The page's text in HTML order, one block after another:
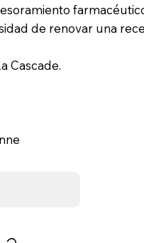
de renovar una
Cascade.